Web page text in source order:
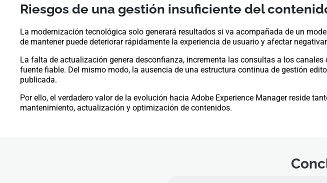
Riesgos de una gestión insuficiente del
La modernización tecnológica solo generará resultados si va acompañada de un
de mantener puede deteriorar rápidamente la experiencia de usuario y afectar
La falta de actualización genera desconfianza, incrementa las consultas a los
fuente fiable. Del mismo modo, la ausencia de una estructura continua de gestión
publicada.
Por ello, el verdadero valor de la evolución hacia Adobe Experience Manager reside
mantenimiento, actualización y optimización de contenidos.